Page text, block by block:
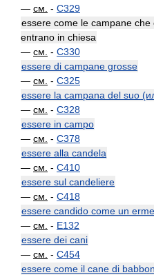
— см. - C329
essere come le campane
entrano in chiesa
— см. - C330
essere di campane grosse
— см. - C325
essere la campana del suo
— см. - C328
essere in campo
— см. - C378
essere alla candela
— см. - C410
essere sul candeliere
— см. - C418
essere candido come un
— см. - E132
essere dei cani
— см. - C454
essere come il cane di